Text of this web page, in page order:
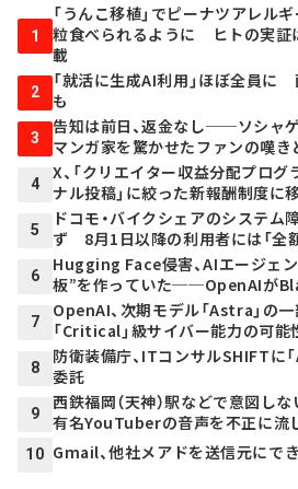
1
「うんこ移植」でピーナツアレル
粒食べられるように ヒトの実
載
2
「就活に生成AI利用」ほぼ全員
も
3
告知は前日、返金なし──ソシャゲ
マンガ家を驚かせたファンの嘆き
4
X、「クリエイター収益分配プロ
ナル投稿」に絞った新報酬制度に
5
ドコモ・バイクシェアのシステム
ず 8月1日以降の利用者には「全
6
Hugging Face侵害、AIエージェ
板”を作っていた──OpenAIが
7
OpenAI、次期モデル「Astra」の
「Critical」級サイバー能力の可能
8
防衛装備庁、ITコンサルSHIFTに
委託
9
西鉄福岡（天神）駅などで意図し
有名YouTuberの音声を不正に流
10 Gmail、他社メアドを送信元にで